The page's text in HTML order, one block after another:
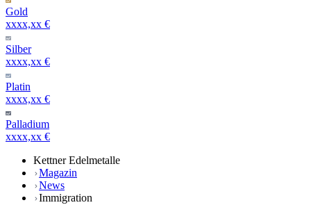
Gold
xxxx,xx €
Silber
xxxx,xx €
Platin
xxxx,xx €
Palladium
xxxx,xx €
Kettner Edelmetalle
Magazin
News
Immigration